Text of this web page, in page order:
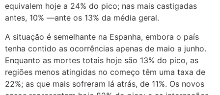
equivalem hoje a 24% do pico; nas mais castigadas
antes, 10% —ante os 13% da média geral.
A situação é semelhante na Espanha, embora o país
tenha contido as ocorrências apenas de maio a junho.
Enquanto as mortes totais hoje são 13% do pico, as
regiões menos atingidas no começo têm uma taxa de
22%; as que mais sofreram lá atrás, de 11%. Os novos